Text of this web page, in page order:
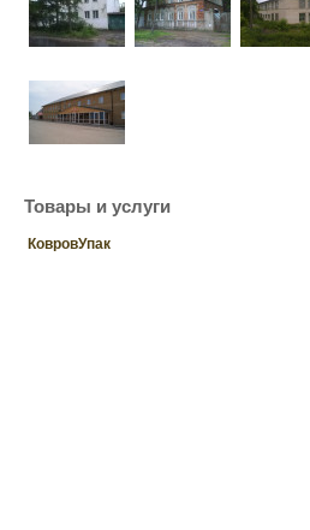
Товары и услуги
КовровУпак